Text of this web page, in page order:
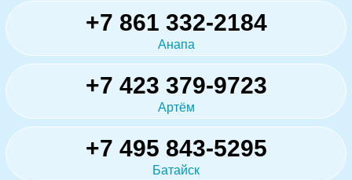
+7 861 332-2184
Анапа
+7 423 379-9723
Артём
+7 495 843-5295
Батайск